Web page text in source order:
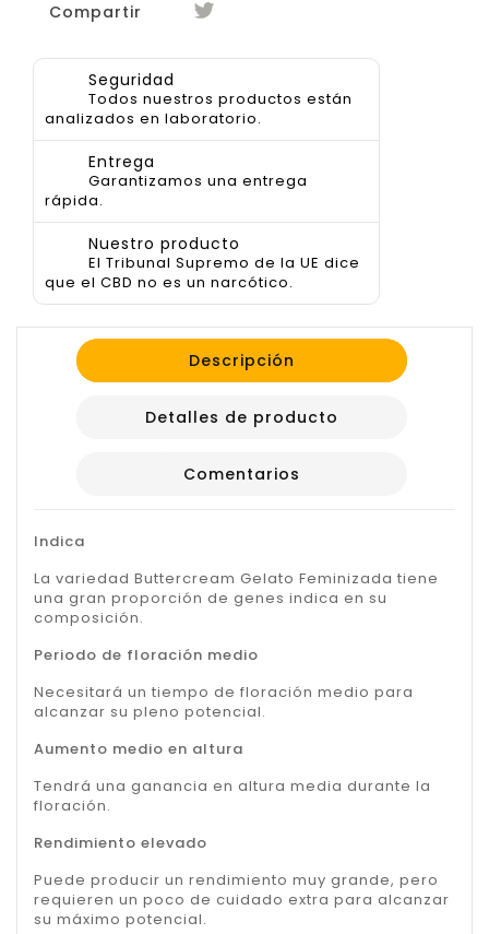
Compartir
Seguridad
Todos nuestros productos están
analizados en laboratorio.
Entrega
Garantizamos una entrega
rápida.
Nuestro producto
El Tribunal Supremo de la UE dice
que el CBD no es un narcótico.
Descripción
Detalles de producto
Comentarios
Indica
La variedad Buttercream Gelato Feminizada tiene
una gran proporción de genes indica en su
composición.
Periodo de floración medio
Necesitará un tiempo de floración medio para
alcanzar su pleno potencial.
Aumento medio en altura
Tendrá una ganancia en altura media durante la
floración.
Rendimiento elevado
Puede producir un rendimiento muy grande, pero
requieren un poco de cuidado extra para alcanzar
su máximo potencial.